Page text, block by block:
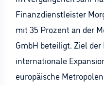
Finanzdienstleister
mit 35 Prozent an der
GmbH beteiligt. Ziel
internationale
europäische